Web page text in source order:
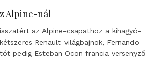
Alpine-nál
az Alpine-csapathoz a kihagyó-
Renault-világbajnok, Fernando
pedig Esteban Ocon francia versenyző